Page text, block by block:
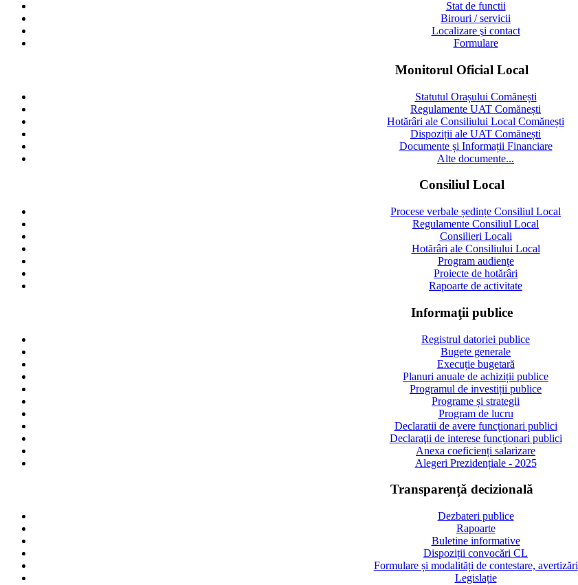
Stat de functii
Birouri / servicii
Localizare şi contact
Formulare
Monitorul Oficial Local
Statutul Orașului Comănești
Regulamente UAT Comănești
Hotărâri ale Consiliului Local Comănești
Dispoziții ale UAT Comănești
Documente și Informații Financiare
Alte documente...
Consiliul Local
Procese verbale ședințe Consiliul Local
Regulamente Consiliul Local
Consilieri Locali
Hotărâri ale Consiliului Local
Program audienţe
Proiecte de hotărâri
Rapoarte de activitate
Informaţii publice
Registrul datoriei publice
Bugete generale
Execuție bugetară
Planuri anuale de achiziții publice
Programul de investiții publice
Programe și strategii
Program de lucru
Declaratii de avere funcționari publici
Declaraţii de interese funcționari publici
Anexa coeficienți salarizare
Alegeri Prezidențiale - 2025
Transparență decizională
Dezbateri publice
Rapoarte
Buletine informative
Dispoziții convocări CL
Formulare și modalități de contestare, avertizări
Legislație